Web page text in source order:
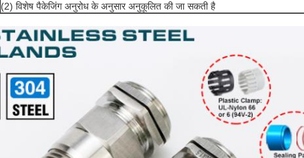
(2) विशेष पैकेजिंग अनुरोध के अनुसार अनुकूलित की जा सकती है